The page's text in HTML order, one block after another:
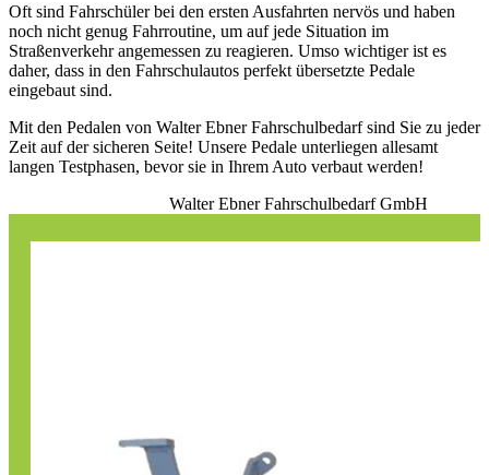
Oft sind Fahrschüler bei den ersten Ausfahrten nervös und haben
noch nicht genug Fahrroutine, um auf jede Situation im
Straßenverkehr angemessen zu reagieren. Umso wichtiger ist es
daher, dass in den Fahrschulautos perfekt übersetzte Pedale
eingebaut sind.
Mit den Pedalen von Walter Ebner Fahrschulbedarf sind Sie zu jeder
Zeit auf der sicheren Seite! Unsere Pedale unterliegen allesamt
langen Testphasen, bevor sie in Ihrem Auto verbaut werden!
Walter Ebner Fahrschulbedarf GmbH